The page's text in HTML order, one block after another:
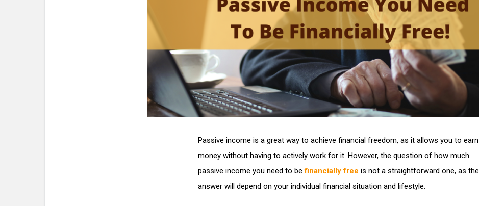
Passive income is a great way to achieve financial freedom, as it allows you to earn
money without having to actively work for it. However, the question of how much
passive income you need to befinancially free is not a straightforward one, as the
answer will depend on your individual financial situation and lifestyle.